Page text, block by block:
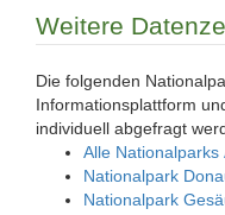
Weitere
Die folgenden
Informationsplattform
individuell abgefragt
Alle Nationalparks
Nationalpark
Nationalpark